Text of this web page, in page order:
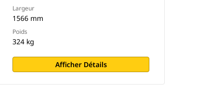
Largeur
1566 mm
Poids
324 kg
Afficher Détails